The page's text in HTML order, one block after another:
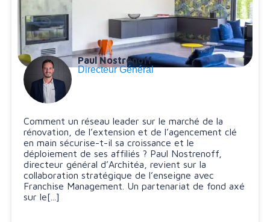
Paul Nostrenoff
Directeur Général
Comment un réseau leader sur le marché de la
rénovation, de l’extension et de l’agencement clé
en main sécurise-t-il sa croissance et le
déploiement de ses affiliés ? Paul Nostrenoff,
directeur général d’Architéa, revient sur la
collaboration stratégique de l’enseigne avec
Franchise Management. Un partenariat de fond axé
sur le[...]